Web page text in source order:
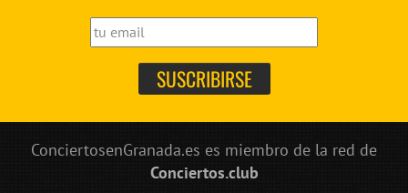
ConciertosenGranada.es es miembro de la red de
Conciertos.club